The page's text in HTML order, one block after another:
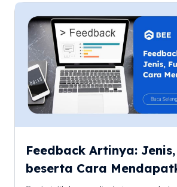
Feedback Artinya:
beserta Cara